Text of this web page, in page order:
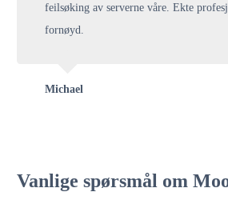
feilsøking av serverne våre. Ekte
fornøyd.
Michael
Vanlige spørsmål om